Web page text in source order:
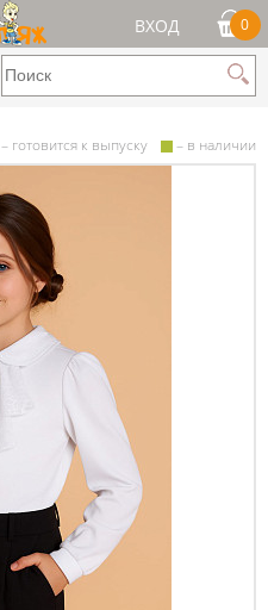
ВХОД 0
– готовится к выпуску – в наличии